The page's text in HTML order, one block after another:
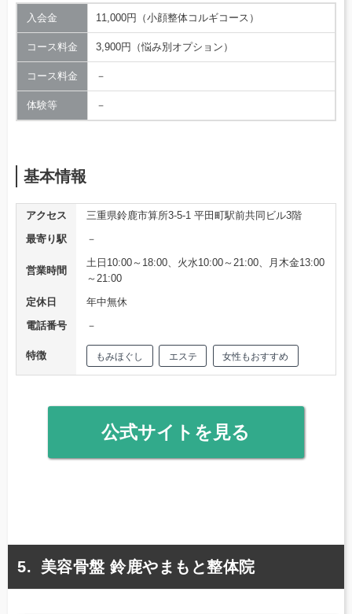
入会金 11,000円（小顔整体コルギコース）
コース料金 3,900円（悩み別オプション）
コース料金 －
体験等 －
基本情報
アクセス
三重県鈴鹿市算所3-5-1 平田町駅前共同ビル3階
最寄り駅
－
営業時間
土日10:00～18:00、火水10:00～21:00、月木金13:00
～21:00
定休日
年中無休
電話番号
－
特徴 もみほぐし エステ 女性もおすすめ
公式サイトを見る
美容骨盤 鈴鹿やまもと整体院